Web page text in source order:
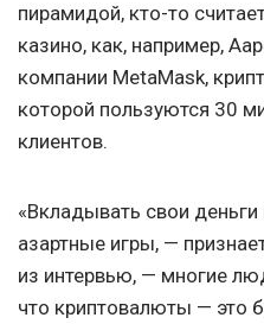
пирамидой, кто-то
казино, как, например,
компании MetaMask,
которой пользуются 30
клиентов.
«Вкладывать свои
азартные игры, —
из интервью, — многие
что криптовалюты — это